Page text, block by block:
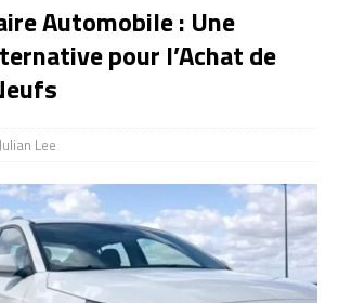
Automobile : Une
pour l’Achat de
Julian Lee